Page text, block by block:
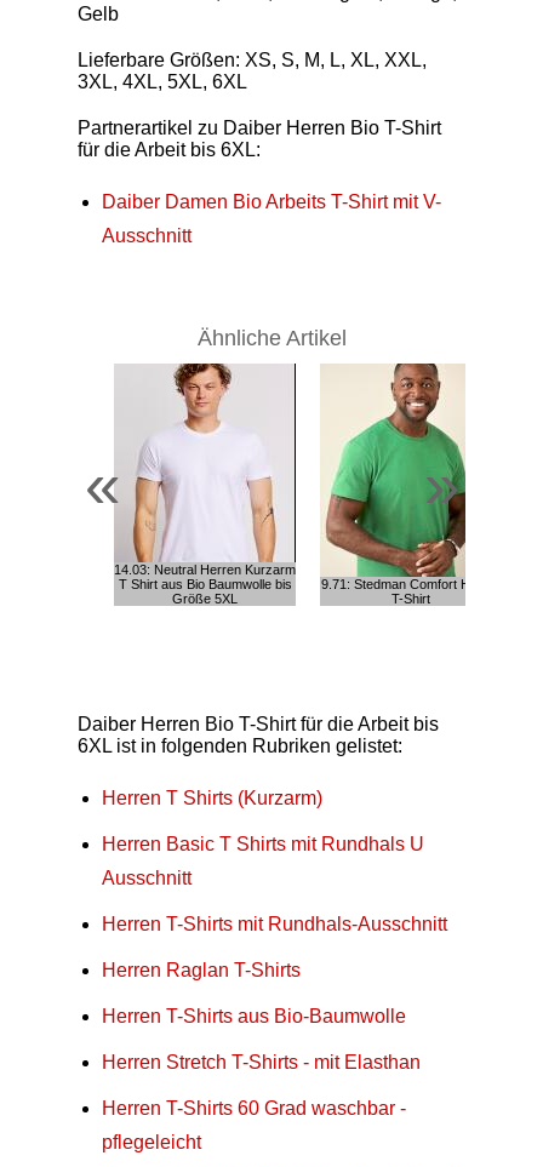
Gelb
Lieferbare Größen: XS, S, M, L, XL, XXL,
3XL, 4XL, 5XL, 6XL
Partnerartikel zu Daiber Herren Bio T-Shirt
für die Arbeit bis 6XL:
Daiber Damen Bio Arbeits T-Shirt mit V-
Ausschnitt
Ähnliche Artikel
«
14.03: Neutral Herren Kurzarm
T Shirt aus Bio Baumwolle bis
Größe 5XL
9.71: Stedman Comfort Herren
T-Shirt
»
Daiber Herren Bio T-Shirt für die Arbeit bis
6XL ist in folgenden Rubriken gelistet:
Herren T Shirts (Kurzarm)
Herren Basic T Shirts mit Rundhals U
Ausschnitt
Herren T-Shirts mit Rundhals-Ausschnitt
Herren Raglan T-Shirts
Herren T-Shirts aus Bio-Baumwolle
Herren Stretch T-Shirts - mit Elasthan
Herren T-Shirts 60 Grad waschbar -
pflegeleicht